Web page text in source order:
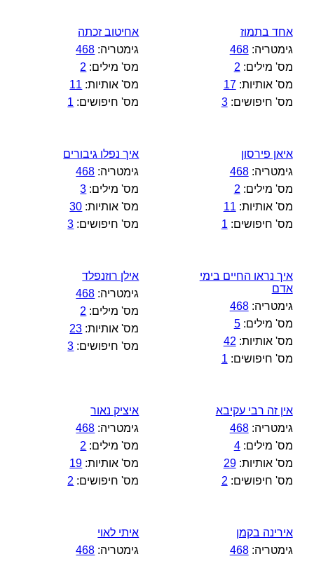
אחד בתמוז
גימטריה:468
מס' מילים: 2
מס' אותיות:17
מס' חיפושים:3
אחיטוב זכתה
גימטריה: 468
מס' מילים: 2
מס' אותיות: 11
מס' חיפושים: 1
איאן פירסון
גימטריה:468
מס' מילים: 2
מס' אותיות: 11
מס' חיפושים: 1
איך נפלו גיבורים
גימטריה: 468
מס' מילים: 3
מס' אותיות: 30
מס' חיפושים: 3
איך נראו החיים בימי
אדם
גימטריה:468
מס' מילים:5
מס' אותיות: 42
מס' חיפושים: 1
אילן רוזנפלד
גימטריה: 468
מס' מילים: 2
מס' אותיות: 23
מס' חיפושים: 3
אין זה רבי עקיבא
גימטריה:468
מס' מילים:4
מס' אותיות:29
מס' חיפושים: 2
איציק נאור
גימטריה: 468
מס' מילים: 2
מס' אותיות: 19
מס' חיפושים: 2
אירינה בקמן
גימטריה:468
איתי לאוי
גימטריה: 468